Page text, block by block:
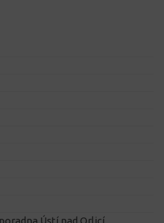
Ústí nad Orlicí